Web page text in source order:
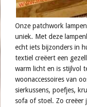
Onze patchwork
uniek. Met deze
echt iets bijzonders in
textiel creëert een
warm licht en is stijlvol
woonaccessoires van
sierkussens, poefjes,
sofa of stoel. Zo creëer